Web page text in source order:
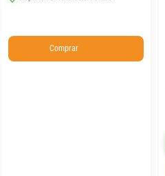
Comprar